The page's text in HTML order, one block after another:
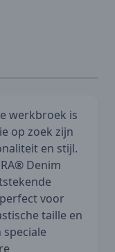
werkbroek is
op zoek zijn
en stijl.
Denim
voor
taille en